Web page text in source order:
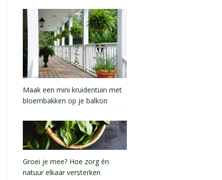
Maak een mini kruidentuin met
bloembakken op je balkon
Groei je mee? Hoe zorg én
natuur elkaar versterken